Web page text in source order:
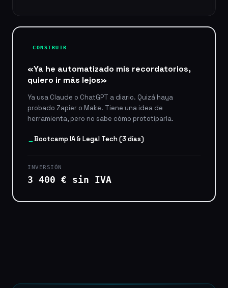
CONSTRUIR
«Ya he automatizado mis recordatorios,
quiero ir más lejos»
Ya usa Claude o ChatGPT a diario. Quizá haya
probado Zapier o Make. Tiene una idea de
herramienta, pero no sabe cómo prototiparla.
→Bootcamp IA & Legal Tech (3 días)
INVERSIÓN
3 400 € sin IVA